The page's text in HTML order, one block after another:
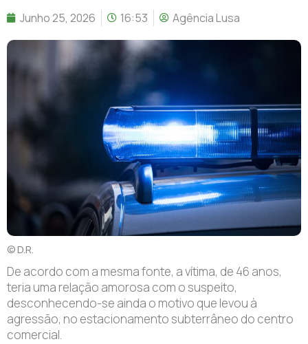
Junho 25, 2026 16:53 Agência Lusa
© D.R.
De acordo com a mesma fonte, a vítima, de 46 anos,
teria uma relação amorosa com o suspeito,
desconhecendo-se ainda o motivo que levou à
agressão, no estacionamento subterrâneo do centro
comercial.